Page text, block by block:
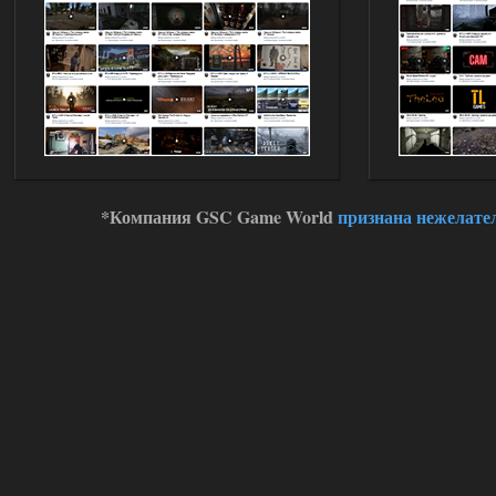
11:00
Stalker-Mods-Clan-su
Глобальный патч от
31.07.2026.
Устанавливать только
поверх финальной версии все в одном
(Standalone Final) от 29.12.2025!
Доступно только для пользователей
*Компания GSC Game Worldпризнана